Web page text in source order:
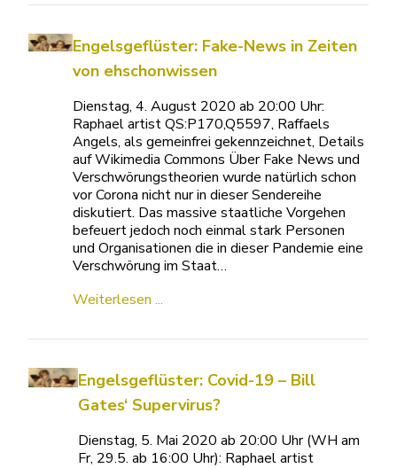
Engelsgeflüster: Fake-News in Zeiten
von ehschonwissen
Dienstag, 4. August 2020 ab 20:00 Uhr:
Raphael artist QS:P170,Q5597, Raffaels
Angels, als gemeinfrei gekennzeichnet, Details
auf Wikimedia Commons Über Fake News und
Verschwörungstheorien wurde natürlich schon
vor Corona nicht nur in dieser Sendereihe
diskutiert. Das massive staatliche Vorgehen
befeuert jedoch noch einmal stark Personen
und Organisationen die in dieser Pandemie eine
Verschwörung im Staat…
Weiterlesen ...
Engelsgeflüster: Covid-19 – Bill
Gates‘ Supervirus?
Dienstag, 5. Mai 2020 ab 20:00 Uhr (WH am
Fr, 29.5. ab 16:00 Uhr): Raphael artist